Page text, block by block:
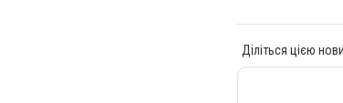
Діліться цією